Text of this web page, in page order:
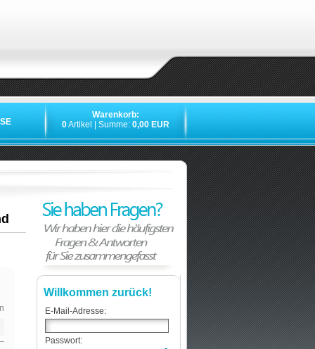
Warenkorb:
0Artikel | Summe: 0,00 EUR
Willkommen zurück!
E-Mail-Adresse:
Passwort: